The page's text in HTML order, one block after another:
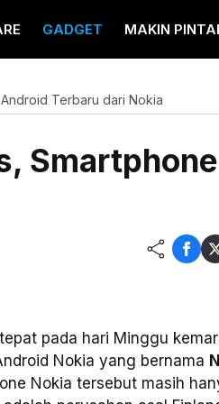
GADGET MAKIN
Terbaru dari Nokia
pada hari Minggu
Nokia yang bernama
Nokia tersebut masih